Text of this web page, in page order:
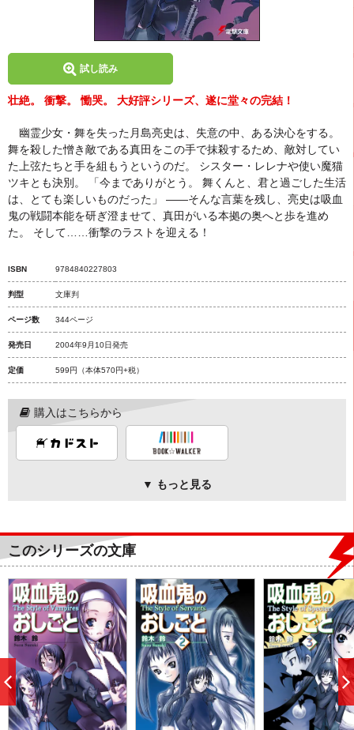
試し読み
壮絶。 衝撃。 慟哭。 大好評シリーズ、遂に堂々の完結！
幽霊少女・舞を失った月島亮史は、失意の中、ある決心をする。
舞を殺した憎き敵である真田をこの手で抹殺するため、敵対してい
た上弦たちと手を組もうというのだ。 シスター・レレナや使い魔猫
ツキとも決別。 「今までありがとう。 舞くんと、君と過ごした生活
は、とても楽しいものだった」 ――そんな言葉を残し、亮史は吸血
鬼の戦闘本能を研ぎ澄ませて、真田がいる本拠の奥へと歩を進め
た。 そして……衝撃のラストを迎える！
ISBN 9784840227803
判型 文庫判
ページ数 344ページ
発売日 2004年9月10日発売
定価 599円 （本体570円+税）
購入はこちらから
▼ もっと見る
このシリーズの文庫
前
へ